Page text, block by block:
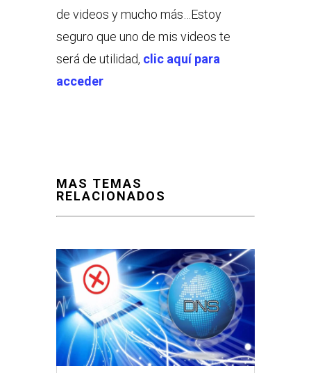
de videos y mucho más…Estoy
seguro que uno de mis videos te
será de utilidad, clic aquí para
acceder
MAS TEMAS
RELACIONADOS